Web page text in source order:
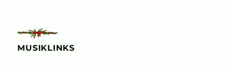
MUSIKLINKS